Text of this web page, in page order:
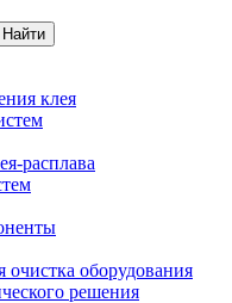
Найти
клея
расплава
очистка оборудования
решения